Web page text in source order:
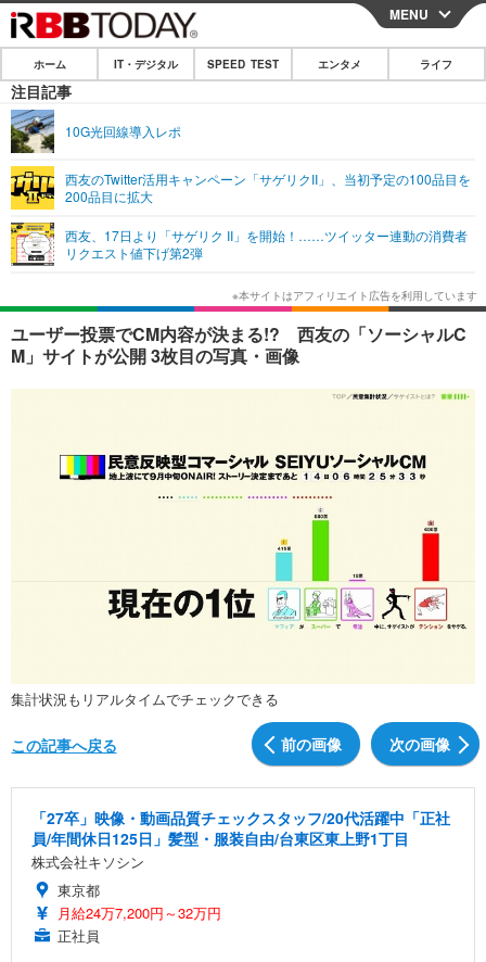
CLOSE
ホーム
IT・デジタル
ネタ
ショッピング その他
SPEED TEST
エンタメ
エンタメTOP
韓国・芸能
音楽 スポーツ
ライフ
ライフTOP グルメ
ペット ショッピング
その他
リリース一覧
プッシュ通知の停止方法
MENU
ホーム IT・デジタル SPEED TEST エンタメ ライフ
注目記事
10G光回線導入レポ
西友のTwitter活用キャンペーン「サゲリクII」、当初予定の100品目を
200品目に拡大
西友、17日より「サゲリク II」を開始！……ツイッター連動の消費者
リクエスト値下げ第2弾
ユーザー投票でCM内容が決まる!? 西友の「ソーシャルC
M」サイトが公開 3枚目の写真・画像
集計状況もリアルタイムでチェックできる
前の画像 次の画像
この記事へ戻る
「27卒」映像・動画品質チェックスタッフ/20代活躍中「正社
員/年間休日125日」髪型・服装自由/台東区東上野1丁目
株式会社キソシン
東京都
月給24万7,200円～32万円
正社員